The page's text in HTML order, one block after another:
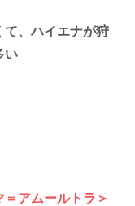
て、ハイエナが狩
い
アムールトラ＞